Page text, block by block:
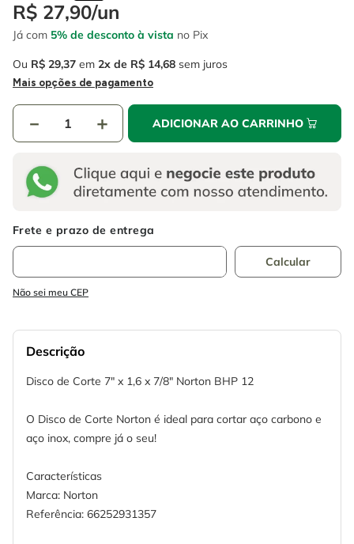
R$ 27,90/un
Já com 5% de desconto à vista no Pix
Ou R$ 29,37 em 2 R$ 14,68 sem juros
Mais opções de pagamento
＋
－ ADICIONAR AO CARRINHO
Não sei meu CEP
Descrição
Disco de Corte 7" x 1,6 x 7/8" Norton BHP 12
O Disco de Corte Norton é ideal para cortar aço carbono e
aço inox, compre já o seu!
Características
Marca: Norton
Referência: 66252931357
6 º serra copo
7º luva
8º fio
alicate
º escada
º serra circular
º serra copo
fio
alicate